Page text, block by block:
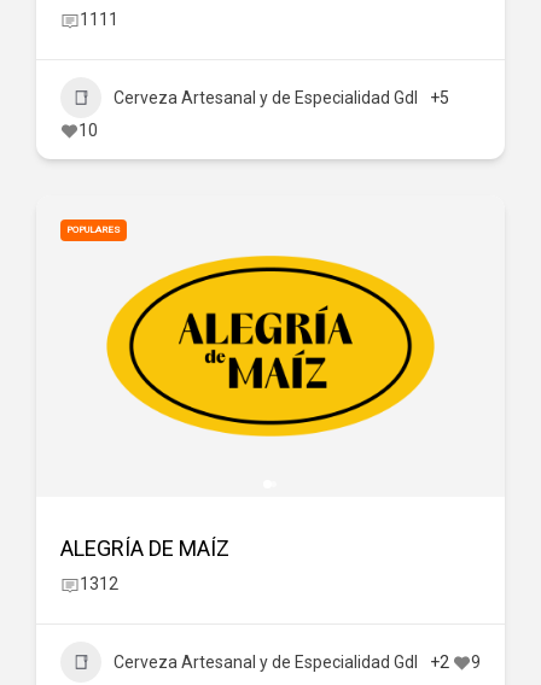
1111
Cerveza Artesanal y de Especialidad Gdl
+5
10
POPULARES
ALEGRÍA DE MAÍZ
1312
Cerveza Artesanal y de Especialidad Gdl +2 9